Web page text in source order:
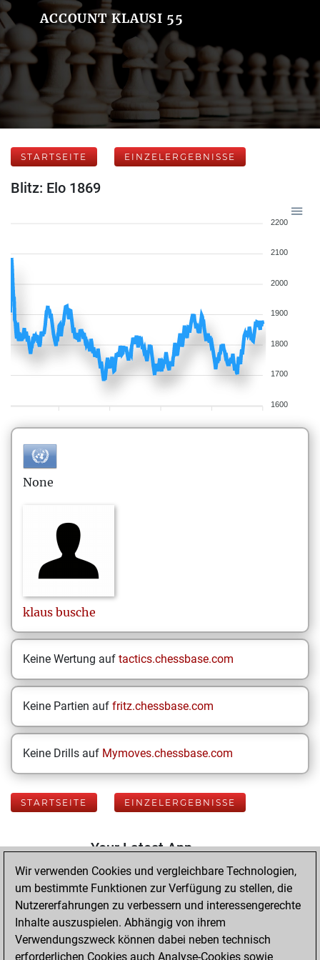
ACCOUNT KLAUSI 55
STARTSEITE EINZELERGEBNISSE
Blitz: Elo 1869
2200
2100
2000
1900
1800
1700
1600
None
klaus busche
Keine Wertung auf tactics.chessbase.com
Keine Partien auf fritz.chessbase.com
Keine Drills auf Mymoves.chessbase.com
STARTSEITE EINZELERGEBNISSE
Your Latest App
Activity
Mittwoch,
September 24,
2025
Wir verwenden Cookies und vergleichbare Technologien,
um bestimmte Funktionen zur Verfügung zu stellen, die
Nutzererfahrungen zu verbessern und interessengerechte
Inhalte auszuspielen. Abhängig von ihrem
Verwendungszweck können dabei neben technisch
erforderlichen Cookies auch Analyse-Cookies sowie